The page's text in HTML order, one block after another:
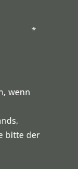
*
wenn
bitte der